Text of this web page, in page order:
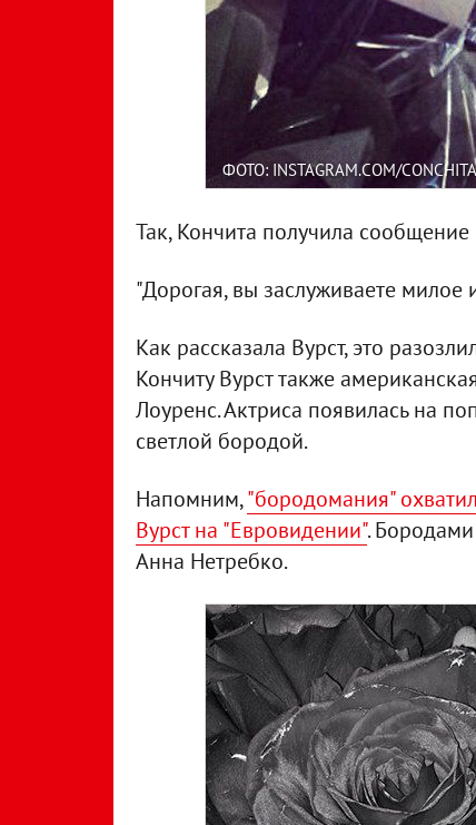
ФОТО: INSTAGRAM.COM/
Так, Кончита получила
"Дорогая, вы заслуживаете
Как рассказала Вурст, это
Кончиту Вурст также
Лоуренс. Актриса появилась на
светлой бородой.
Напомним,"бородомания"
Вурст на "Евровидении".
Анна Нетребко.